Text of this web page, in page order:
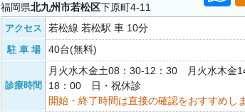
福岡県北九州市若松区下原町4-11
アクセス 若松線 若松駅 車 10分
駐 車 場 40台(無料)
診療時間
月火水木金土08：30-12：30 月火水木金
18：00 日・祝休診
開始・終了時間は直接の確認をおすすめし